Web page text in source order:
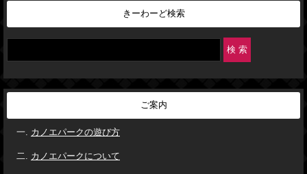
きーわーど検索
ご案内
カノエパークの遊び方
カノエパークについて